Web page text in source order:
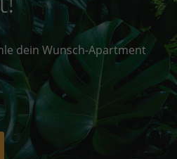
dein Wunsch-Apartment